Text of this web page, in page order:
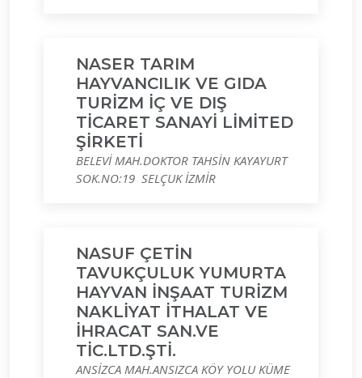
NASER TARIM
HAYVANCILIK VE GIDA
TURİZM İÇ VE DIŞ
TİCARET SANAYİ LİMİTED
ŞİRKETİ
BELEVİ MAH.DOKTOR TAHSİN KAYAYURT
SOK.NO:19 SELÇUK İZMİR
NASUF ÇETİN
TAVUKÇULUK YUMURTA
HAYVAN İNŞAAT TURİZM
NAKLİYAT İTHALAT VE
İHRACAT SAN.VE
TİC.LTD.ŞTİ.
ANSİZCA MAH.ANSIZCA KÖY YOLU KÜME